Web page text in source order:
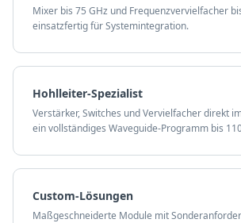
Mixer bis 75 GHz und Frequenzvervielfacher
einsatzfertig für Systemintegration.
Hohlleiter-Spezialist
Verstärker, Switches und Vervielfacher direkt
ein vollständiges Waveguide-Programm bis
Custom-Lösungen
Maßgeschneiderte Module mit